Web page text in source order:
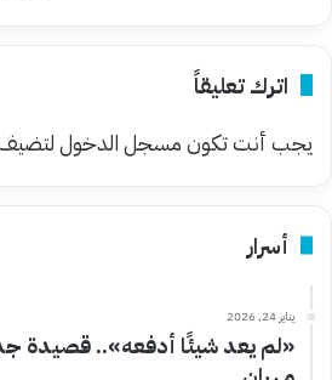
اترك تعليقاً
يجب أنت تكونمسجل الدخول
أسرار
يناير 24, 2026
«لم يعد شيئًا أدفعه».. قصيدة